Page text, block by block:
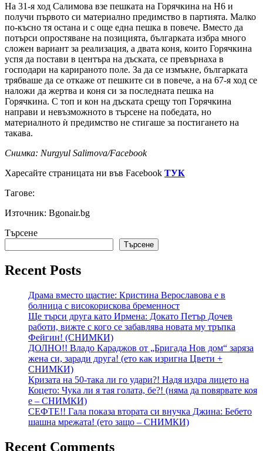
На 31-я ход Салимова взе пешката на Горячкина на H6 и
получи първото си материално предимство в партията. Малко
по-късно тя остана и с още една пешка в повече. Вместо да
потърси опростяване на позицията, българката избра много
сложен вариант за реализация, а двата коня, които Горячкина
успя да постави в центъра на дъската, се превърнаха в
господари на карираното поле. За да се измъкне, българката
трябваше да се откаже от пешките си в повече, а на 67-я ход се
наложи да жертва и коня си за последната пешка на
Горячкина. С топ и кон на дъската срещу топ Горячкина
направи и невъзможното в търсене на победата, но
материалното ѝ предимство не стигаше за постигането на
такава.
Снимка: Nurgyul Salimova/Facebook
Харесайте страницата ни във Facebook ТУК
Тагове:
Източник: Bgonair.bg
Търсене
Търсене
Recent Posts
Драма вместо щастие: Кристина Верославова е в
болница с високорискова бременност
Ще търси друга като Ирмена: Докато Петър Дочев
работи, вижте с кого се забавлява новата му тръпка
Фейгин! (СНИМКИ)
ДОЛНО!! Владо Караджов от „Бригада Нов дом“ заряза
жена си, заради друга! (ето как изригна Цвети +
СНИМКИ)
Кризата на 50-така ли го удари?! Надя издра лицето на
Коцето: Чука ли я тая голата, бе?! (няма да повярвате коя
е – СНИМКИ)
СЕФТЕ!! Гала показа втората си внучка Джина: Бебето
шашна мрежата! (ето защо – СНИМКИ)
Recent Comments